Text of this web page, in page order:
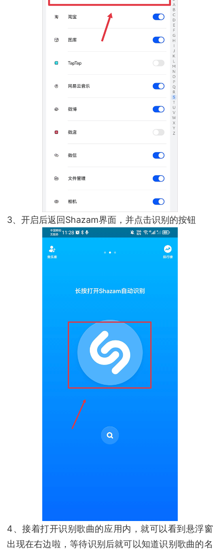
3、开启后返回Shazam界面，并点击识别的按钮
4、接着打开识别歌曲的应用内，就可以看到悬浮窗
出现在右边啦，等待识别后就可以知道识别歌曲的名